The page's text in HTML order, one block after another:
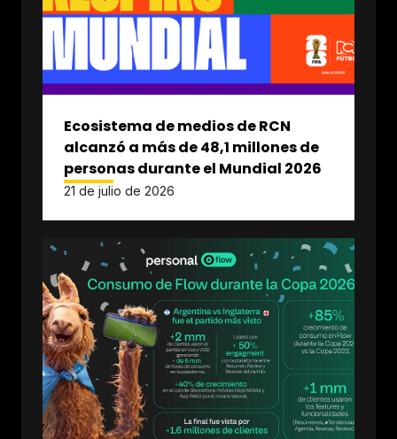
Ecosistema de medios de RCN
alcanzó a más de 48,1 millones de
personas durante el Mundial 2026
21 de julio de 2026